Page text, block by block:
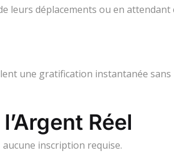
leurs déplacements ou en attendant
une gratification instantanée
Réel
inscription requise.